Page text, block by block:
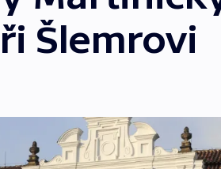
Šlemrovi